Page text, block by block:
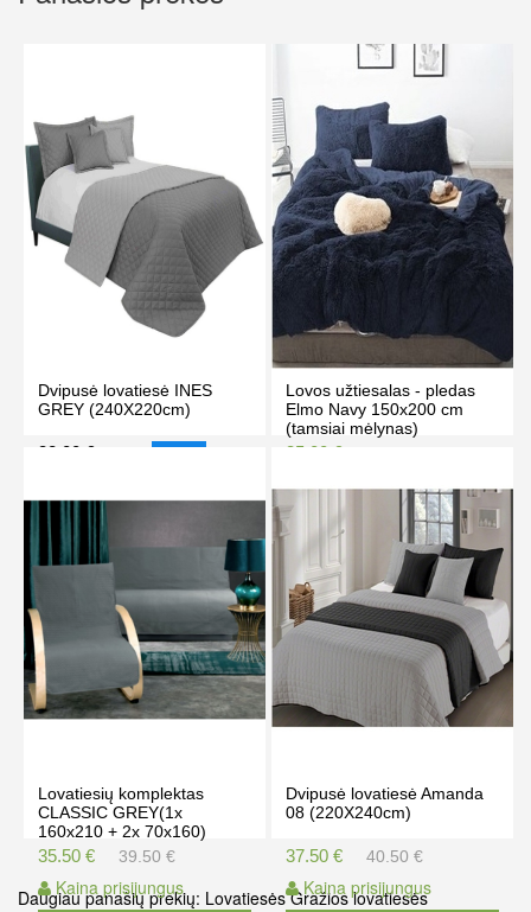
Dvipusė lovatiesė INES
GREY (240X220cm)
32.00 €
Lovos užtiesalas - pledas
Elmo Navy 150x200 cm
(tamsiai mėlynas)
35.00 €
Kaina prisijungus
PIRKTI
Lovatiesių komplektas
CLASSIC GREY(1x
160x210 + 2x 70x160)
35.50 €
Kaina prisijungus
39.50 €
Dvipusė lovatiesė Amanda
08 (220X240cm)
37.50 €
Kaina prisijungus
40.50 €
Daugiau panašių prekių: Lovatiesės Gražios lovatiesės